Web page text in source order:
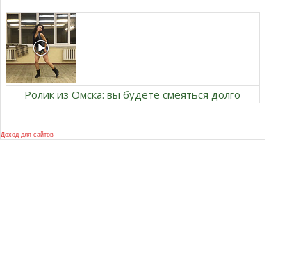
Ролик из Омска: вы будете смеяться долго
Доход для сайтов